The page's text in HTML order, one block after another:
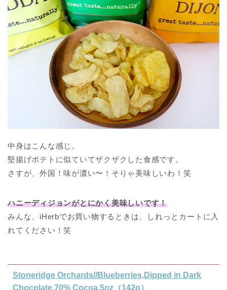
中身はこんな感じ。
堅揚げポテトに似ていてザクザクした食感です。
さすが、外国！味が濃い〜！そりゃ美味しいわ！笑
ハニーディジョンがとにかく美味しいです！
みんな、iHerbでお買い物するときは、しれっとカートに入
れてください！笑
Stoneridge Orchards//Blueberries,Dipped in Dark
Chocolate,70% Cocoa,5oz（142g）